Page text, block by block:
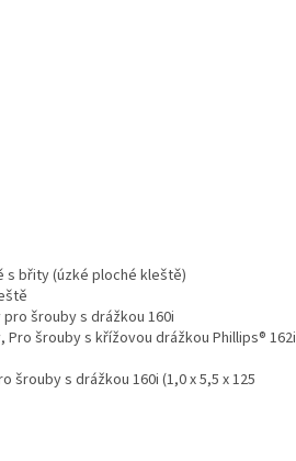
s břity (úzké ploché kleště)
pro šrouby s drážkou 160i
Pro šrouby s křížovou drážkou Phillips® 162i
šrouby s drážkou 160i (1,0 x 5,5 x 125